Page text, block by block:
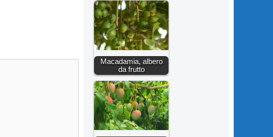
Macadamia, albero
da frutto